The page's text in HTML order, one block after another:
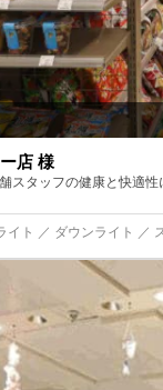
店 様
スタッフの健康と快適
ト ／ ダウンライト ／